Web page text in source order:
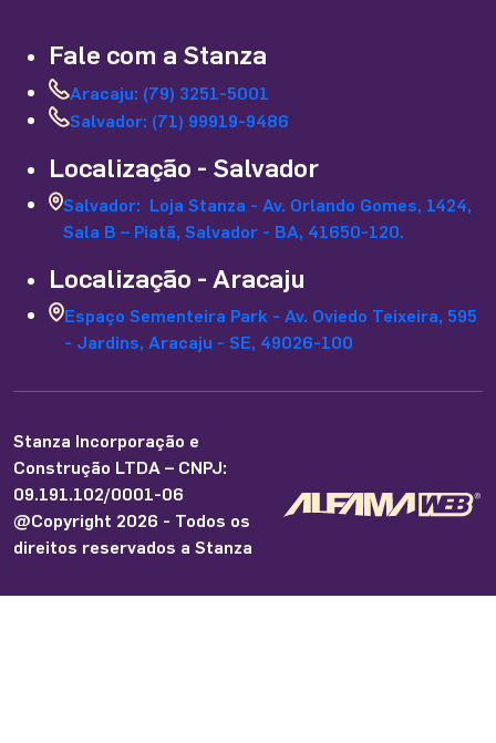
Fale com a Stanza
Aracaju: (79) 3251-5001
Salvador: (71) 99919-9486
Localização - Salvador
Salvador: Loja Stanza - Av. Orlando Gomes, 1424,
Sala B – Piatã, Salvador - BA, 41650-120.
Localização - Aracaju
Espaço Sementeira Park - Av. Oviedo Teixeira, 595
- Jardins, Aracaju - SE, 49026-100
Stanza Incorporação e
Construção LTDA – CNPJ:
09.191.102/0001-06
@Copyright 2026 - Todos os
direitos reservados a Stanza